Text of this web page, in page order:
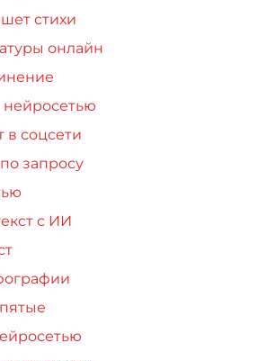
стихи
онлайн
нейросетью
в соцсети
запросу
с ИИ